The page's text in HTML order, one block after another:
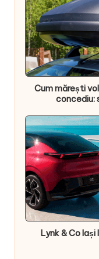
Cum mărești
concediu:
Lynk & Co